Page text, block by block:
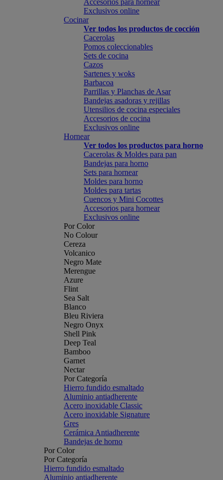
Accesorios para hornear
Exclusivos online
Cocinar
Ver todos los productos de cocción
Cacerolas
Pomos coleccionables
Sets de cocina
Cazos
Sartenes y woks
Barbacoa
Parrillas y Planchas de Asar
Bandejas asadoras y rejillas
Utensilios de cocina especiales
Accesorios de cocina
Exclusivos online
Hornear
Ver todos los productos para horno
Cacerolas & Moldes para pan
Bandejas para horno
Sets para hornear
Moldes para horno
Moldes para tartas
Cuencos y Mini Cocottes
Accesorios para hornear
Exclusivos online
Por Color
No Colour
Cereza
Volcanico
Negro Mate
Merengue
Azure
Flint
Sea Salt
Blanco
Bleu Riviera
Negro Onyx
Shell Pink
Deep Teal
Bamboo
Garnet
Nectar
Por Categoría
Hierro fundido esmaltado
Aluminio antiadherente
Acero inoxidable Classic
Acero inoxidable Signature
Gres
Cerámica Antiadherente
Bandejas de horno
Por Color
Por Categoría
Hierro fundido esmaltado
Aluminio antiadherente